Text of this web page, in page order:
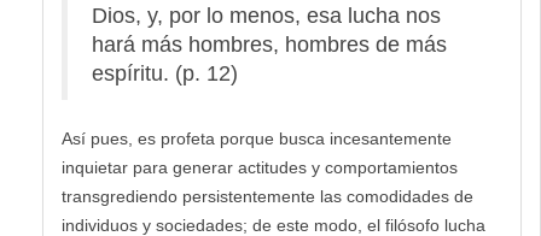
Dios, y, por lo menos, esa lucha nos
hará más hombres, hombres de más
espíritu. (p. 12)
Así pues, es profeta porque busca incesantemente
inquietar para generar actitudes y comportamientos
transgrediendo persistentemente las comodidades de
individuos y sociedades; de este modo, el filósofo lucha